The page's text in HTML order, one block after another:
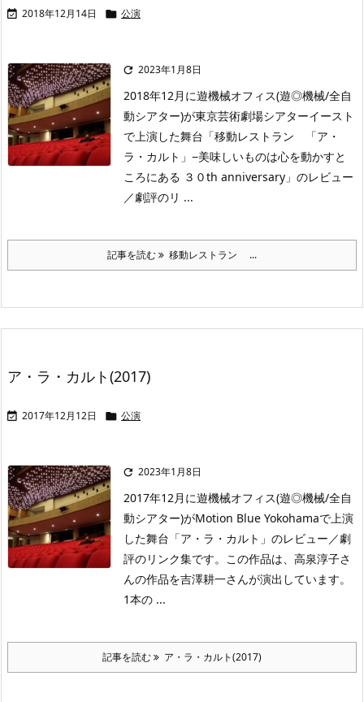
 2018年12月14日  公演
 2023年1月8日
2018年12月に遊機械オフィス(遊◎機械/全自
動シアター)が東京芸術劇場シアターイースト
で上演した舞台「移動レストラン 「ア・
ラ・カルト」−美味しいものは心を動かすと
ころにある ３０th anniversary」のレビュー
／劇評のリ ...
記事を読む 移動レストラン ...
ア・ラ・カルト(2017)
 2017年12月12日  公演
 2023年1月8日
2017年12月に遊機械オフィス(遊◎機械/全自
動シアター)がMotion Blue Yokohamaで上演
した舞台「ア・ラ・カルト」のレビュー／劇
評のリンク集です。この作品は、高泉淳子さ
んの作品を吉澤耕一さんが演出しています。
1本の ...
記事を読む ア・ラ・カルト(2017)